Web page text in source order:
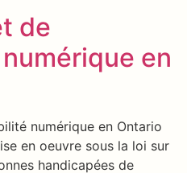
de
en
numérique en Ontario
en oeuvre sous la loi sur
handicapées de